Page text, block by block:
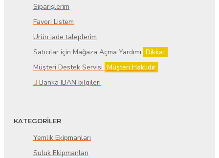
Siparişlerim
Favori Listem
Ürün iade taleplerim
Satıcılar için Mağaza Açma Yardımı Dikkat
Müşteri Destek Servisi Müşteri Haklıdır
Banka IBAN bilgileri
KATEGORİLER
Yemlik Ekipmanları
Suluk Ekipmanları